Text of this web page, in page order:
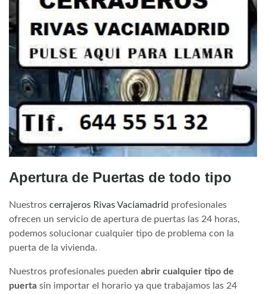
Apertura de Puertas de todo tipo
Nuestros cerrajeros Rivas Vaciamadrid profesionales
ofrecen un servicio de apertura de puertas las 24 horas,
podemos solucionar cualquier tipo de problema con la
puerta de la vivienda.
Nuestros profesionales pueden abrir cualquier tipo de
puerta sin importar el horario ya que trabajamos las 24